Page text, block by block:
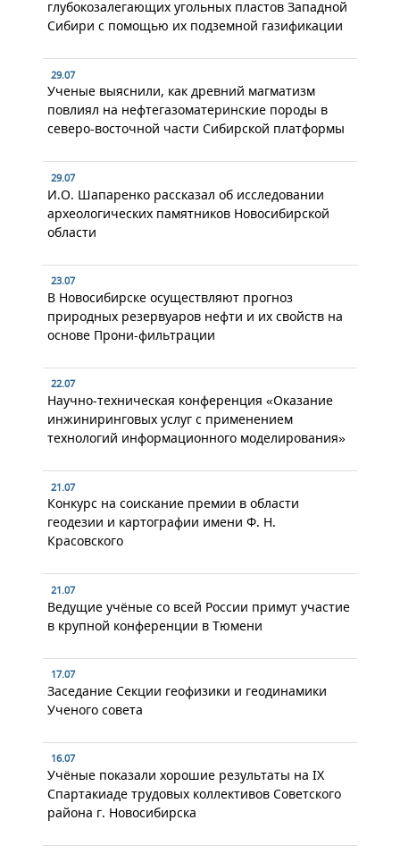
глубокозалегающих угольных пластов Западной
Сибири с помощью их подземной газификации
29.07
Ученые выяснили, как древний магматизм
повлиял на нефтегазоматеринские породы в
северо-восточной части Сибирской платформы
29.07
И.О. Шапаренко рассказал об исследовании
археологических памятников Новосибирской
области
23.07
В Новосибирске осуществляют прогноз
природных резервуаров нефти и их свойств на
основе Прони-фильтрации
22.07
Научно-техническая конференция «Оказание
инжиниринговых услуг с применением
технологий информационного моделирования»
21.07
Конкурс на соискание премии в области
геодезии и картографии имени Ф. Н.
Красовского
21.07
Ведущие учёные со всей России примут участие
в крупной конференции в Тюмени
17.07
Заседание Секции геофизики и геодинамики
Ученого совета
16.07
Учёные показали хорошие результаты на IX
Спартакиаде трудовых коллективов Советского
района г. Новосибирска